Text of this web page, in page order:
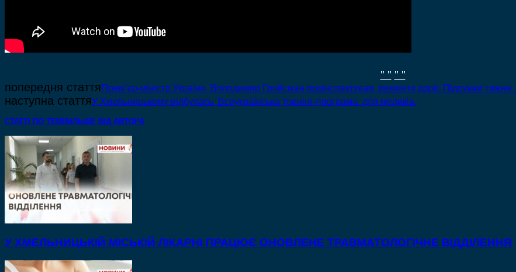
" " " "
попередня статтяПрем’єр-міністр України Володимир Гройсман проінспектував ремонти доріг. Підсумки тижня .
наступна статтяУ Хмельницькому відбулась Всеукраїнська тренінг-програма для медиків.
СТАТТІ ПО ТЕМІ БІЛЬШЕ ВІД АВТОРА
У ХМЕЛЬНИЦЬКІЙ МІСЬКІЙ ЛІКАРНІ ПРАЦЮЄ ОНОВЛЕНЕ ТРАВМАТОЛОГІЧНЕ ВІДДІЛЕННЯ